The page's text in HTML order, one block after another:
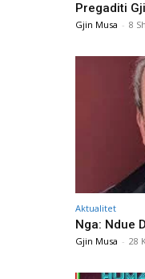
Pregaditi
Gjin Musa - 8
Aktualitet
Nga: Ndue
Gjin Musa - 28